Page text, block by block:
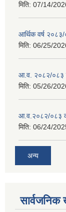
मिति: 07/14/
आर्थिक वर्ष
मिति: 06/25/
आ.व. २०८२/०८३
मिति: 05/26/
आ.व.२०८२/०८३
मिति: 06/24/
अन्य
सार्वजनिक